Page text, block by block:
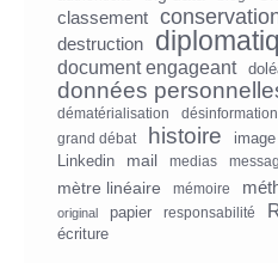
classement
destruction
document engageant
données
dématérialisation désinformation
grand débat histoire image
Linkedin mail medias
mètre linéaire mémoire
original papier responsabilité
écriture